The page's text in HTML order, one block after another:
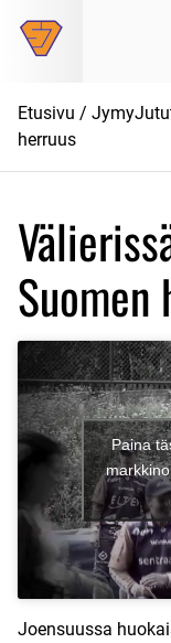
suoraan
Etusivu /
herruus
Suomen
Paina
Joensuussa